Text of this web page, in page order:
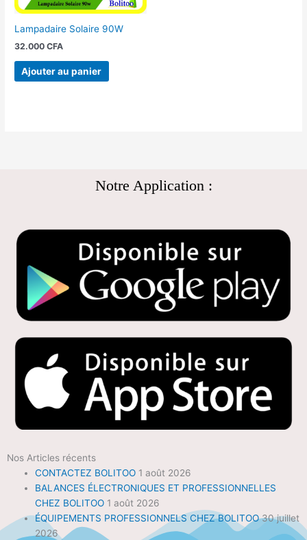
Lampadaire Solaire 90W
32.000CFA
Ajouter au panier
Notre Application :
Nos Articles récents
CONTACTEZ BOLITOO 1 août 2026
BALANCES ÉLECTRONIQUES ET PROFESSIONNELLES
CHEZ BOLITOO 1 août 2026
ÉQUIPEMENTS PROFESSIONNELS CHEZ BOLITOO 30 juillet
2026